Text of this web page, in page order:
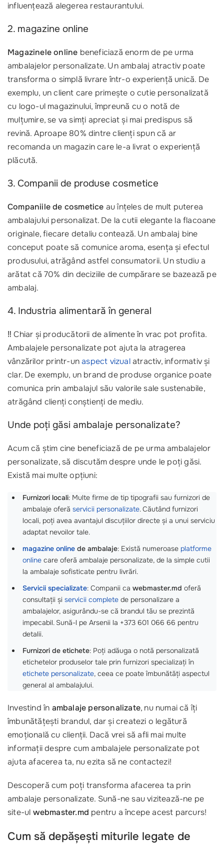
influențează alegerea restaurantului.
2. magazine online
Magazinele online beneficiază enorm de pe urma
ambalajelor personalizate. Un ambalaj atractiv poate
transforma o simplă livrare într-o experiență unică. De
exemplu, un client care primește o cutie personalizată
cu logo-ul magazinului, împreună cu o notă de
mulțumire, se va simți apreciat și mai predispus să
revină. Aproape 80% dintre clienți spun că ar
recomanda un magazin care le-a livrat o experiență
plăcută.
3. Companii de produse cosmetice
Companiile de cosmetice au înțeles de mult puterea
ambalajului personalizat. De la cutii elegante la flacoane
originale, fiecare detaliu contează. Un ambalaj bine
conceput poate să comunice aroma, esența și efectul
produsului, atrăgând astfel consumatorii. Un studiu a
arătat că 70% din deciziile de cumpărare se bazează pe
ambalaj.
4. Industria alimentară în general
‼️ Chiar și producătorii de alimente în vrac pot profita.
Ambalajele personalizate pot ajuta la atragerea
vânzărilor printr-unaspect vizualatractiv, informativ și
clar. De exemplu, un brand de produse organice poate
comunica prin ambalajul său valorile sale sustenabile,
atrăgând clienți conștienți de mediu.
Unde poți găsi ambalaje personalizate?
Acum că știm cine beneficiază de pe urma ambalajelor
personalizate, să discutăm despre unde le poți găsi.
Există mai multe opțiuni:
Furnizori locali: Multe firme de tip tipografii sau furnizori de
ambalaje oferă servicii personalizate. Căutând furnizori
locali, poți avea avantajul discuțiilor directe și a unui serviciu
adaptat nevoilor tale.
magazine online de ambalaje: Există numeroase platforme
online care oferă ambalaje personalizate, de la simple cutii
la ambalaje sofisticate pentru livrări.
Servicii specializate: Companii ca webmaster.md oferă
consultații și servicii complete de personalizare a
ambalajelor, asigurându-se că brandul tău se prezintă
impecabil. Sună-l pe Arsenii la +373 601 066 66 pentru
detalii.
Furnizori de etichete: Poți adăuga o notă personalizată
etichetelor produselor tale prin furnizori specializați în
etichete personalizate, ceea ce poate îmbunătăți aspectul
general al ambalajului.
Investind în ambalaje personalizate, nu numai că îți
îmbunătățești brandul, dar și createzi o legătură
emoțională cu clienții. Dacă vrei să afli mai multe
informații despre cum ambalajele personalizate pot
ajuta afacerea ta, nu ezita să ne contactezi!
Descoperă cum poți transforma afacerea ta prin
ambalaje personalizate. Sună-ne sau vizitează-ne pe
site-ul webmaster.md pentru a începe acest parcurs!
Cum să depășești miturile legate de